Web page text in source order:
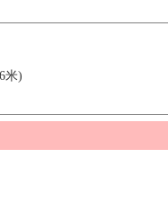
米)